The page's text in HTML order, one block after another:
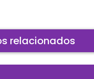
relacionados